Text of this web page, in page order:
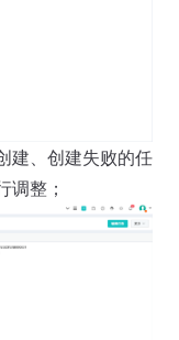
建、创建失败的任
调整；